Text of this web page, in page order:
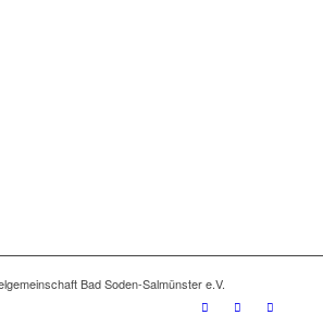
Bad Soden-Salmünster e.V.